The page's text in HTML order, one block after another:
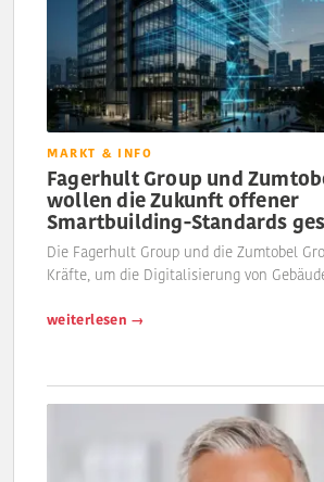
MARKT & INFO
Fagerhult Group und
wollen die Zukunft offener
Smartbuilding-Standards
Die Fagerhult Group und die Zumtobel
Kräfte, um die Digitalisierung von
weiterlesen →